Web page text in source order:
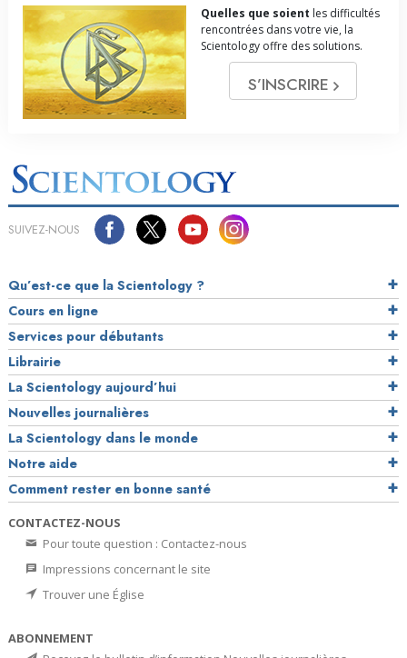
Quelles que soient les difficultés
rencontrées dans votre vie, la
Scientology offre des solutions.
S’INSCRIRE
SUIVEZ-NOUS
Qu’est-ce que la Scientology ?
Cours en ligne
Services pour débutants
Librairie
La Scientology aujourd’hui
Nouvelles journalières
La Scientology dans le monde
Notre aide
Comment rester en bonne santé
CONTACTEZ-NOUS
Pour toute question : Contactez-nous
Impressions concernant le site
Trouver une Église
ABONNEMENT